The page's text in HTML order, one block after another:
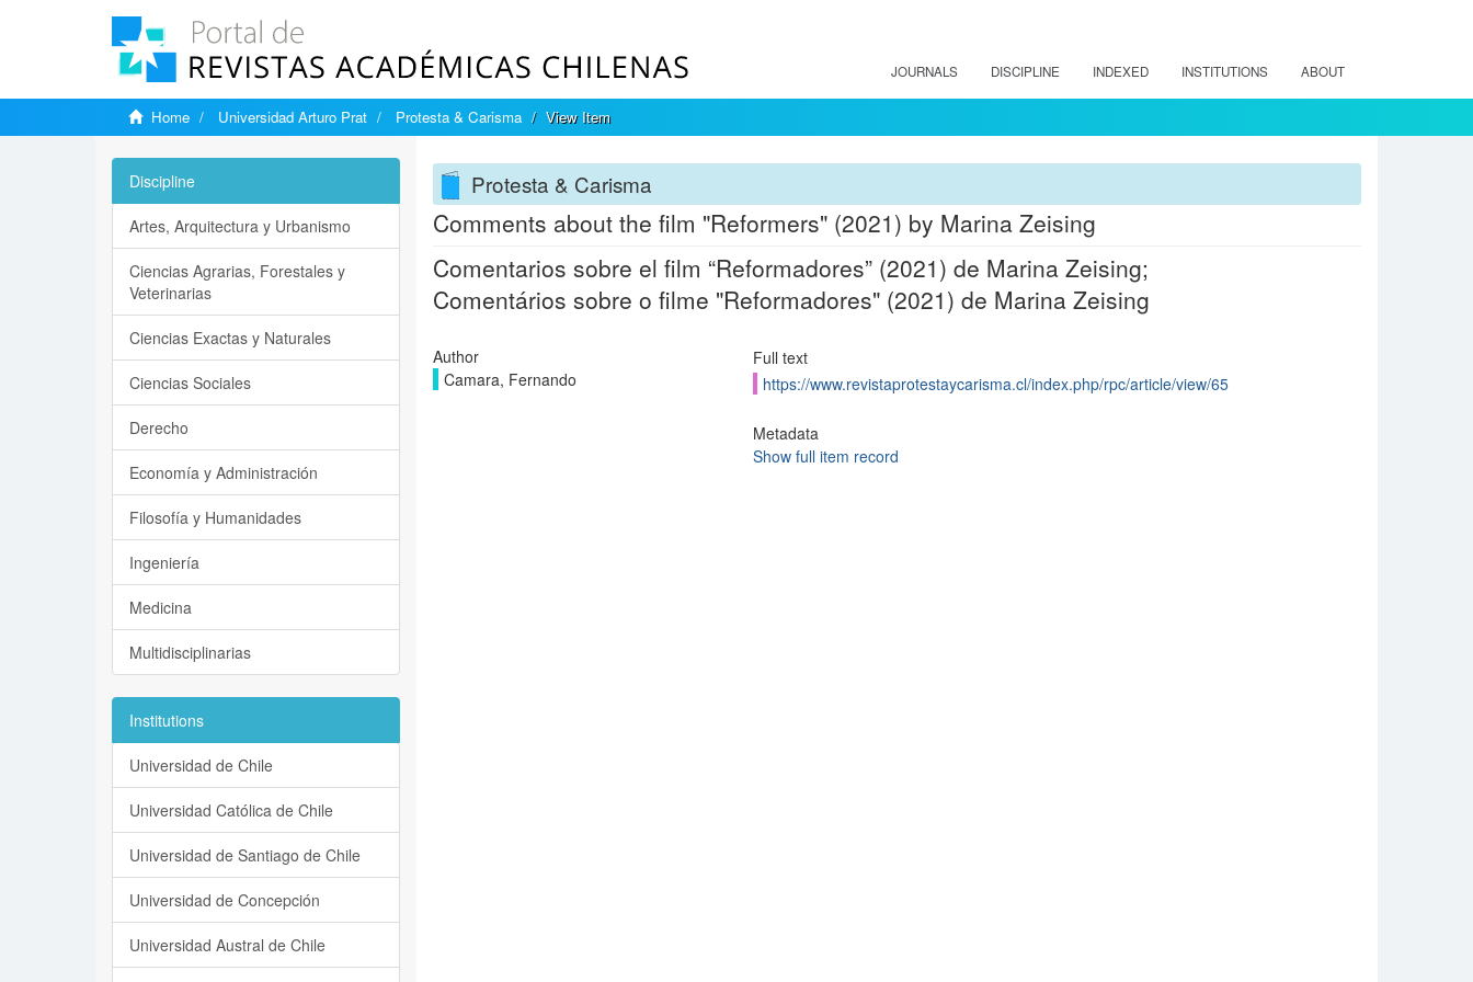
JOURNALS DISCIPLINE INDEXED INSTITUTIONS ABOUT
Home Universidad Arturo Prat Protesta & Carisma View Item
Protesta & Carisma
Comments about the film "Reformers" (2021) by Marina Zeising
Comentarios sobre el film “Reformadores” (2021) de Marina Zeising;
Comentários sobre o filme "Reformadores" (2021) de Marina Zeising
Author
Camara, Fernando
Full text
https://www.revistaprotestaycarisma.cl/index.php/rpc/article/view/65
Metadata
Show full item record
Discipline
Artes, Arquitectura y Urbanismo
Ciencias Agrarias, Forestales y
Veterinarias
Ciencias Exactas y Naturales
Ciencias Sociales
Derecho
Economía y Administración
Filosofía y Humanidades
Ingeniería
Medicina
Multidisciplinarias
Institutions
Universidad de Chile
Universidad Católica de Chile
Universidad de Santiago de Chile
Universidad de Concepción
Universidad Austral de Chile